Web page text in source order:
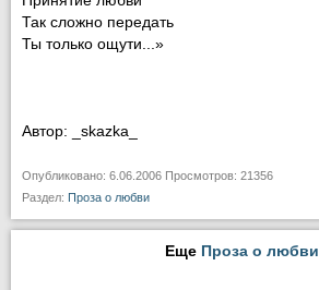
Так сложно передать
Ты только ощути...»
Автор: _skazka_
Опубликовано: 6.06.2006 Просмотров: 21356
Раздел: Проза о любви
Еще Проза о любви